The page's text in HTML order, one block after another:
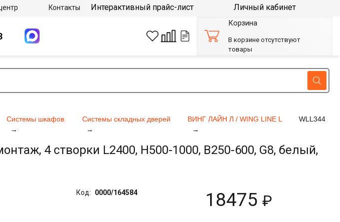
Системы шкафов Системы складных дверей ВИНГ ЛАЙН Л / WING LINE L WLL344
4 створки L2400, H500-1000, B250-600, G8, белый,
Код: 0000/164584 18475 ₽
Контакты Интерактивный прайс-лист Личный кабинет
Корзина
В корзине отсутствуют
товары